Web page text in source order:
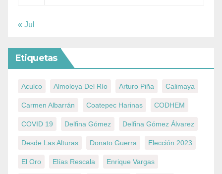
« Jul
Etiquetas
Aculco Almoloya Del Río Arturo Piña Calimaya
Carmen Albarrán Coatepec Harinas CODHEM
COVID 19 Delfina Gómez Delfina Gómez Álvarez
Desde Las Alturas Donato Guerra Elección 2023
El Oro Elías Rescala Enrique Vargas